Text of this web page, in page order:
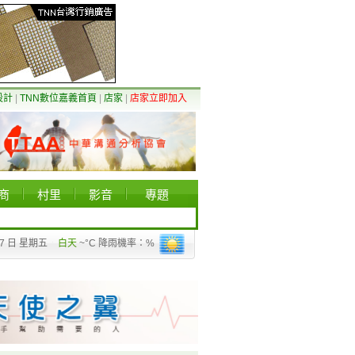
計 TNN數位嘉義首頁 店家 店家立即加入
村里 影音 專題
日 星期五 白天 ~°C 降雨機率：%